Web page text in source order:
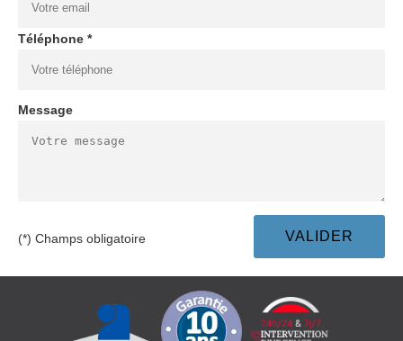
Téléphone *
Message
(*) Champs obligatoire